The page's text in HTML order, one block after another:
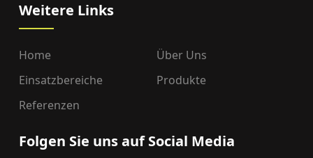
Weitere Links
Home
Über Uns
Einsatzbereiche
Produkte
Referenzen
Folgen Sie uns auf Social Media